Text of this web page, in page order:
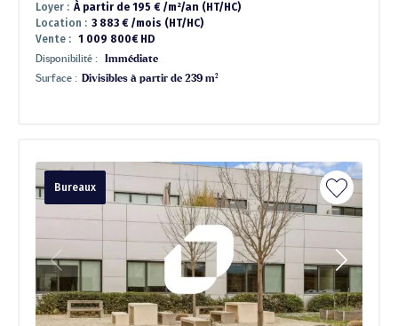
Loyer : À partir de 195 € /m²/an (HT/HC)
Location : 3 883 € /mois (HT/HC)
Vente : 1 009 800€ HD
Disponibilité :
Immédiate
Surface : Divisibles à partir de 239 m²
Bureaux